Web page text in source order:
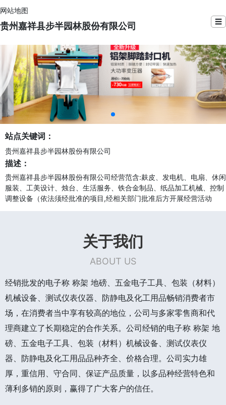
网站地图
贵州嘉祥县步半园林股份有限公司 ☰
站点关键词：
贵州嘉祥县步半园林股份有限公司
描述：
贵州嘉祥县步半园林股份有限公司经营范含:麸皮、发电机、电扇、休闲
服装、工美设计、烛台、生活服务、铁合金制品、纸品加工机械、控制
调整设备（依法须经批准的项目,经相关部门批准后方开展经营活动
关于我们
ABOUT US
经销批发的电子称 称架 地磅、五金电子工具、包装（材料）
机械设备、测试仪表仪器、防静电及化工用品畅销消费者市
场，在消费者当中享有较高的地位，公司与多家零售商和代
理商建立了长期稳定的合作关系。公司经销的电子称 称架 地
磅、五金电子工具、包装（材料）机械设备、测试仪表仪
器、防静电及化工用品品种齐全、价格合理。公司实力雄
厚，重信用、守合同、保证产品质量，以多品种经营特色和
薄利多销的原则，赢得了广大客户的信任。